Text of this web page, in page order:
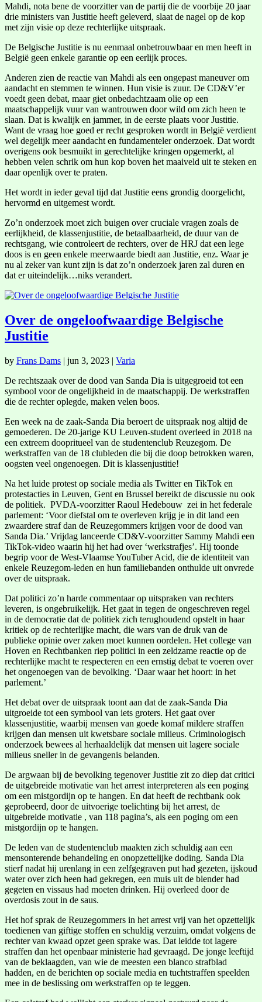
Mahdi, nota bene de voorzitter van de partij die de voorbije 20 jaar
drie ministers van Justitie heeft geleverd, slaat de nagel op de kop
met zijn visie op deze rechterlijke uitspraak.
De Belgische Justitie is nu eenmaal onbetrouwbaar en men heeft in
België geen enkele garantie op een eerlijk proces.
Anderen zien de reactie van Mahdi als een ongepast maneuver om
aandacht en stemmen te winnen. Hun visie is zuur. De CD&V’er
voedt geen debat, maar giet onbedachtzaam olie op een
maatschappelijk vuur van wantrouwen door wild om zich heen te
slaan. Dat is kwalijk en jammer, in de eerste plaats voor Justitie.
Want de vraag hoe goed er recht gesproken wordt in België verdient
wel degelijk meer aandacht en fundamenteler onderzoek. Dat wordt
overigens ook besmuikt in gerechtelijke kringen opgemerkt, al
hebben velen schrik om hun kop boven het maaiveld uit te steken en
daar openlijk over te praten.
Het wordt in ieder geval tijd dat Justitie eens grondig doorgelicht,
hervormd en uitgemest wordt.
Zo’n onderzoek moet zich buigen over cruciale vragen zoals de
eerlijkheid, de klassenjustitie, de betaalbaarheid, de duur van de
rechtsgang, wie controleert de rechters, over de HRJ dat een lege
doos is en geen enkele meerwaarde biedt aan Justitie, enz. Waar je
nu al zeker van kunt zijn is dat zo’n onderzoek jaren zal duren en
dat er uiteindelijk…niks verandert.
Over de ongeloofwaardige Belgische
Justitie
by Frans Dams | jun 3, 2023 | Varia
De rechtszaak over de dood van Sanda Dia is uitgegroeid tot een
symbool voor de ongelijkheid in de maatschappij. De werkstraffen
die de rechter oplegde, maken velen boos.
Een week na de zaak-Sanda Dia beroert de uitspraak nog altijd de
gemoederen. De 20-jarige KU Leuven-student overleed in 2018 na
een extreem doopritueel van de studentenclub Reuzegom. De
werkstraffen van de 18 clubleden die bij die doop betrokken waren,
oogsten veel ongenoegen. Dit is klassenjustitie!
Na het luide protest op sociale media als Twitter en TikTok en
protestacties in Leuven, Gent en Brussel bereikt de discussie nu ook
de politiek. PVDA-voorzitter Raoul Hedebouw zei in het federale
parlement: ‘Voor diefstal om te overleven krijg je in dit land een
zwaardere straf dan de Reuzegommers krijgen voor de dood van
Sanda Dia.’ Vrijdag lanceerde CD&V-voorzitter Sammy Mahdi een
TikTok-video waarin hij het had over ‘werkstrafjes’. Hij toonde
begrip voor de West-Vlaamse YouTuber Acid, die de identiteit van
enkele Reuzegom-leden en hun familiebanden onthulde uit onvrede
over de uitspraak.
Dat politici zo’n harde commentaar op uitspraken van rechters
leveren, is ongebruikelijk. Het gaat in tegen de ongeschreven regel
in de democratie dat de politiek zich terughoudend opstelt in haar
kritiek op de rechterlijke macht, die wars van de druk van de
publieke opinie over zaken moet kunnen oordelen. Het college van
Hoven en Rechtbanken riep politici in een zeldzame reactie op de
rechterlijke macht te respecteren en een ernstig debat te voeren over
het ongenoegen van de bevolking. ‘Daar waar het hoort: in het
parlement.’
Het debat over de uitspraak toont aan dat de zaak-Sanda Dia
uitgroeide tot een symbool van iets groters. Het gaat over
klassenjustitie, waarbij mensen van goede komaf mildere straffen
krijgen dan mensen uit kwetsbare sociale milieus. Criminologisch
onderzoek bewees al herhaaldelijk dat mensen uit lagere sociale
milieus sneller in de gevangenis belanden.
De argwaan bij de bevolking tegenover Justitie zit zo diep dat critici
de uitgebreide motivatie van het arrest interpreteren als een poging
om een mistgordijn op te hangen. En dat heeft de rechtbank ook
geprobeerd, door de uitvoerige toelichting bij het arrest, de
uitgebreide motivatie , van 118 pagina’s, als een poging om een
mistgordijn op te hangen.
De leden van de studentenclub maakten zich schuldig aan een
mensonterende behandeling en onopzettelijke doding. Sanda Dia
stierf nadat hij urenlang in een zelfgegraven put had gezeten, ijskoud
water over zich heen had gekregen, een muis uit de blender had
gegeten en vissaus had moeten drinken. Hij overleed door de
overdosis zout in de saus.
Het hof sprak de Reuzegommers in het arrest vrij van het opzettelijk
toedienen van giftige stoffen en schuldig verzuim, omdat volgens de
rechter van kwaad opzet geen sprake was. Dat leidde tot lagere
straffen dan het openbaar ministerie had gevraagd. De jonge leeftijd
van de beklaagden, van wie de meesten een blanco strafblad
hadden, en de berichten op sociale media en tuchtstraffen speelden
mee in de beslissing om werkstraffen op te leggen.